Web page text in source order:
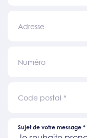
Adresse
Numéro
Code postal *
Sujet de votre message *